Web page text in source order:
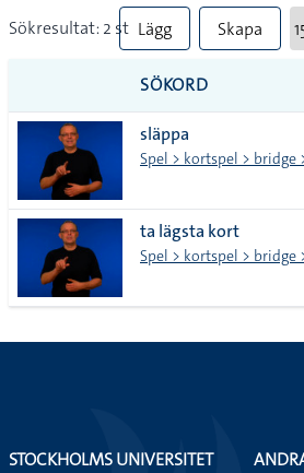
Sökresultat: 2 st Lägg
till
alla i
lista
Skapa
SÖKORD
släppa
Spel > kortspel > bridge
ta lägsta kort
Spel > kortspel > bridge
STOCKHOLMS UNIVERSITET